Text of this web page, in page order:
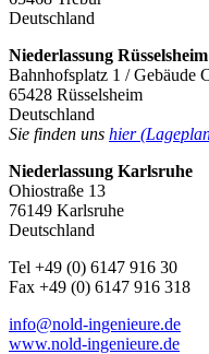
Deutschland
Niederlassung Rüsselsheim
Bahnhofsplatz 1 / Gebäude
65428 Rüsselsheim
Deutschland
Sie finden uns hier
Niederlassung Karlsruhe
Ohiostraße 13
76149 Karlsruhe
Deutschland
Tel +49 (0) 6147 916 30
Fax +49 (0) 6147 916 318
info@nold-ingenieure.de
www.nold-ingenieure.de